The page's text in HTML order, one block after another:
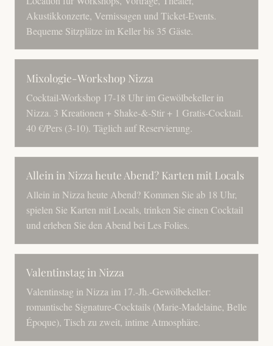
Akustikkonzerte, Vernissagen und Ticket-Events.
Bequeme Sitzplätze im Keller bis 35 Gäste.
Mixologie-Workshop Nizza
Cocktail-Workshop 17-18 Uhr im Gewölbekeller in
Nizza. 3 Kreationen + Shake-&-Stir + 1 Gratis-Cocktail.
40 €/Pers (3-10). Täglich auf Reservierung.
Allein in Nizza heute Abend? Karten mit Locals
Allein in Nizza heute Abend? Kommen Sie ab 18 Uhr,
spielen Sie Karten mit Locals, trinken Sie einen Cocktail
und erleben Sie den Abend bei Les Folies.
Valentinstag in Nizza
Valentinstag in Nizza im 17.-Jh.-Gewölbekeller:
romantische Signature-Cocktails (Marie-Madelaine, Belle
Époque), Tisch zu zweit, intime Atmosphäre.